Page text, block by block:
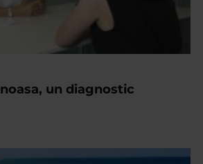
un diagnostic